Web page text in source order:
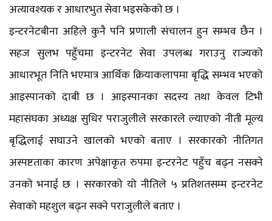
अत्यावश्यक र आधारभुत सेवा भइसकेको छ ।
इन्टरनेटबीना अहिले कुनै पनि प्रणाली संचालन हुन सम्भव छैन ।
सहज सुलभ पहुँचमा इन्टरनेट सेवा उपलब्ध गराउनु राज्यको
आधारभूत निति भएमात्र आर्थिक क्रियाकलापमा बृद्धि सम्भव भएको
आइस्पानको दाबी छ । आइस्पानका सदस्य तथा केवल टिभी
महासंघका अध्यक्ष सुधिर पराजुलीले सरकारले ल्याएको नीती मूल्य
बृद्धिलाई सघाउने खालको भएको बताए । सरकारको नीतिगत
अस्पष्टताका कारण अपेक्षाकृत रुपमा इन्टरनेट पहुँच बढ्न नसक्ने
उनको भनाई छ । सरकारको यो नीतिले ५ प्रतिशतसम्म इन्टरनेट
सेवाको महशुल बढ्न सक्ने पराजुलीले बताए ।